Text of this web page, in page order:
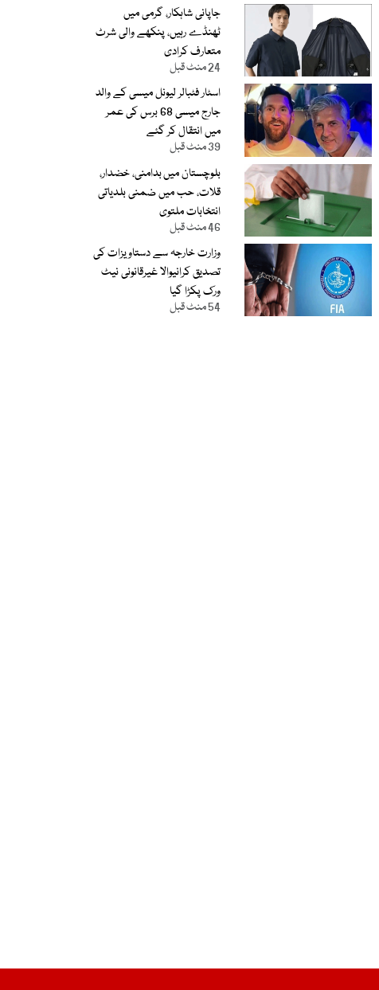
جاپانی شاہکار، گرمی میں
ٹھنڈے رہیں، پنکھے والی شرٹ
متعارف کرادی
24 منٹ قبل
اسٹار فٹبالر لیونل میسی کے والد
جارج میسی 68 برس کی عمر
میں انتقال کر گئے
39 منٹ قبل
بلوچستان میں بدامنی، خضدار،
قلات، حب میں ضمنی بلدیاتی
انتخابات ملتوی
46 منٹ قبل
وزارت خارجہ سے دستاویزات کی
تصدیق کرانیوالا غیرقانونی نیٹ
ورک پکڑا گیا
54 منٹ قبل